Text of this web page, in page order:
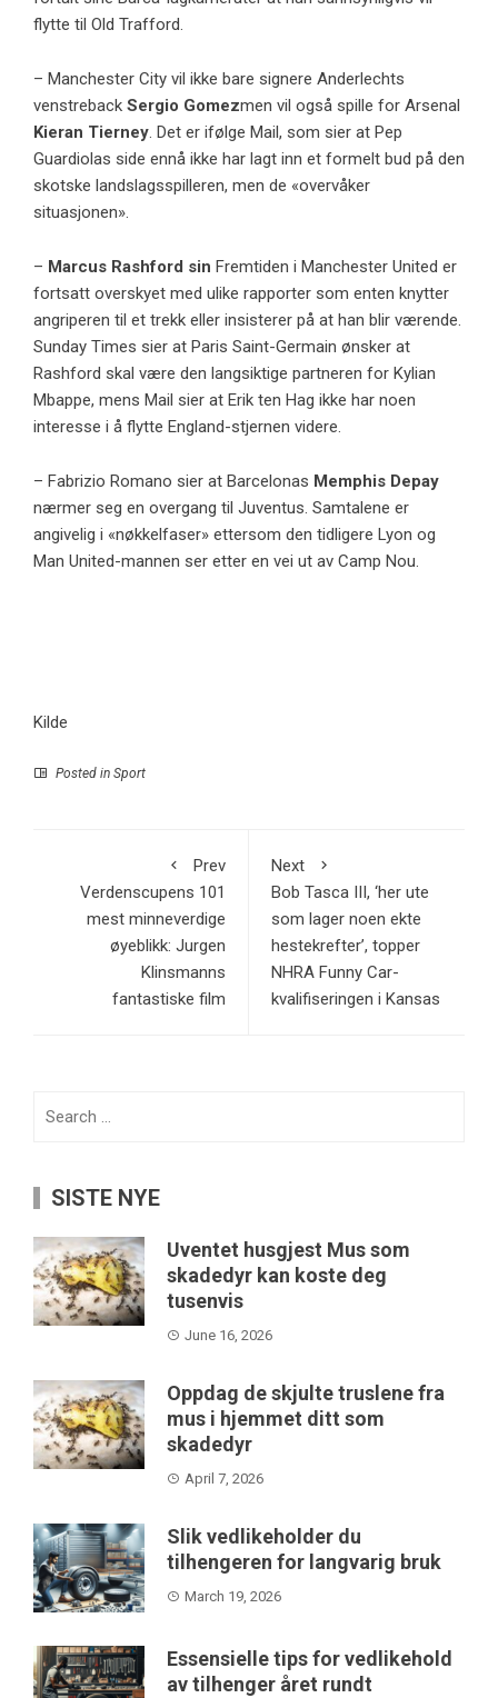
flytte til Old Trafford.
– Manchester City vil ikke bare signere Anderlechts
venstreback Sergio Gomezmen vil også spille for Arsenal
Kieran Tierney. Det er ifølge Mail, som sier at Pep
Guardiolas side ennå ikke har lagt inn et formelt bud på den
skotske landslagsspilleren, men de «overvåker
situasjonen».
– Marcus Rashford sin Fremtiden i Manchester United er
fortsatt overskyet med ulike rapporter som enten knytter
angriperen til et trekk eller insisterer på at han blir værende.
Sunday Times sier at Paris Saint-Germain ønsker at
Rashford skal være den langsiktige partneren for Kylian
Mbappe, mens Mail sier at Erik ten Hag ikke har noen
interesse i å flytte England-stjernen videre.
– Fabrizio Romano sier at Barcelonas Memphis Depay
nærmer seg en overgang til Juventus. Samtalene er
angivelig i «nøkkelfaser» ettersom den tidligere Lyon og
Man United-mannen ser etter en vei ut av Camp Nou.
Kilde
Posted in Sport
Prev
Verdenscupens 101
mest minneverdige
øyeblikk: Jurgen
Klinsmanns
fantastiske film
Next
Bob Tasca III, ‘her ute
som lager noen ekte
hestekrefter’, topper
NHRA Funny Car-
kvalifiseringen i Kansas
SISTE NYE
Uventet husgjest Mus som
skadedyr kan koste deg
tusenvis
June 16, 2026
Oppdag de skjulte truslene fra
mus i hjemmet ditt som
skadedyr
April 7, 2026
Slik vedlikeholder du
tilhengeren for langvarig bruk
March 19, 2026
Essensielle tips for vedlikehold
av tilhenger året rundt